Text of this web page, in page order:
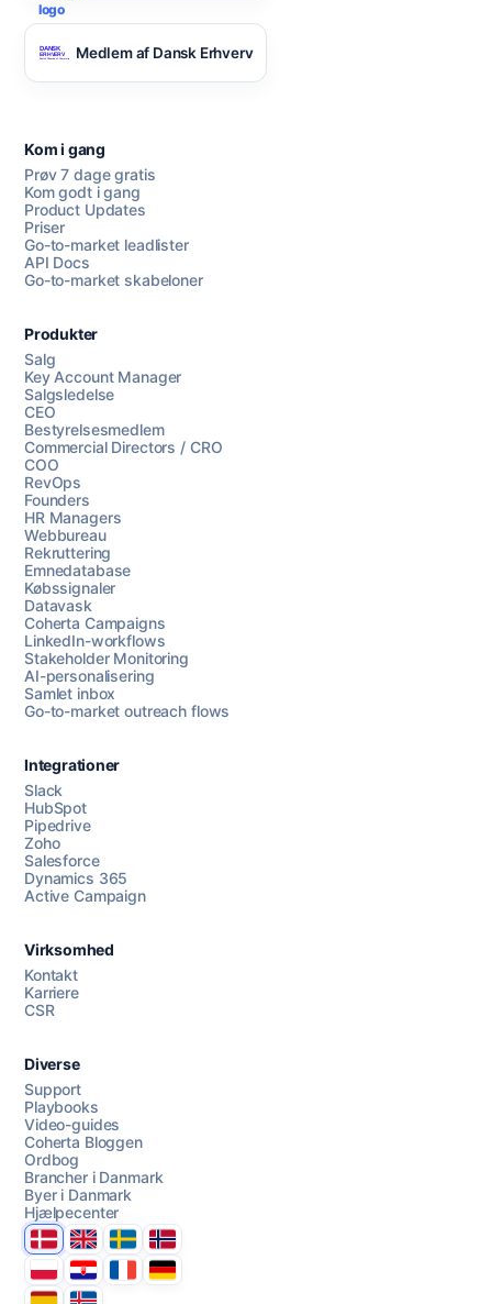
Chat med os
AI Campaign Assist
Medlem af Dansk Erhverv
Kom i gang
Prøv 7 dage gratis
Kom godt i gang
Product Updates
Priser
Go-to-market leadlister
API Docs
Go-to-market skabeloner
Produkter
Salg
Key Account Manager
Salgsledelse
CEO
Bestyrelsesmedlem
Commercial Directors / CRO
COO
RevOps
Founders
HR Managers
Webbureau
Rekruttering
Emnedatabase
Købssignaler
Datavask
Coherta Campaigns
LinkedIn-workflows
Stakeholder Monitoring
AI-personalisering
Samlet inbox
Go-to-market outreach flows
Integrationer
Slack
HubSpot
Pipedrive
Zoho
Salesforce
Dynamics 365
Active Campaign
Virksomhed
Kontakt
Karriere
CSR
Diverse
Support
Playbooks
Video-guides
Coherta Bloggen
Ordbog
Brancher i Danmark
Byer i Danmark
Hjælpecenter
DanmarkUnited Kingdom
SverigeNorge
PolskaHrvatskaFranceDeutschland